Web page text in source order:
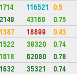
1714 116521 0.5
2149 43169 0.75
1387 18899 0.43
1522 39320 0.74
1618 62080 0.78
1632 35321 0.74